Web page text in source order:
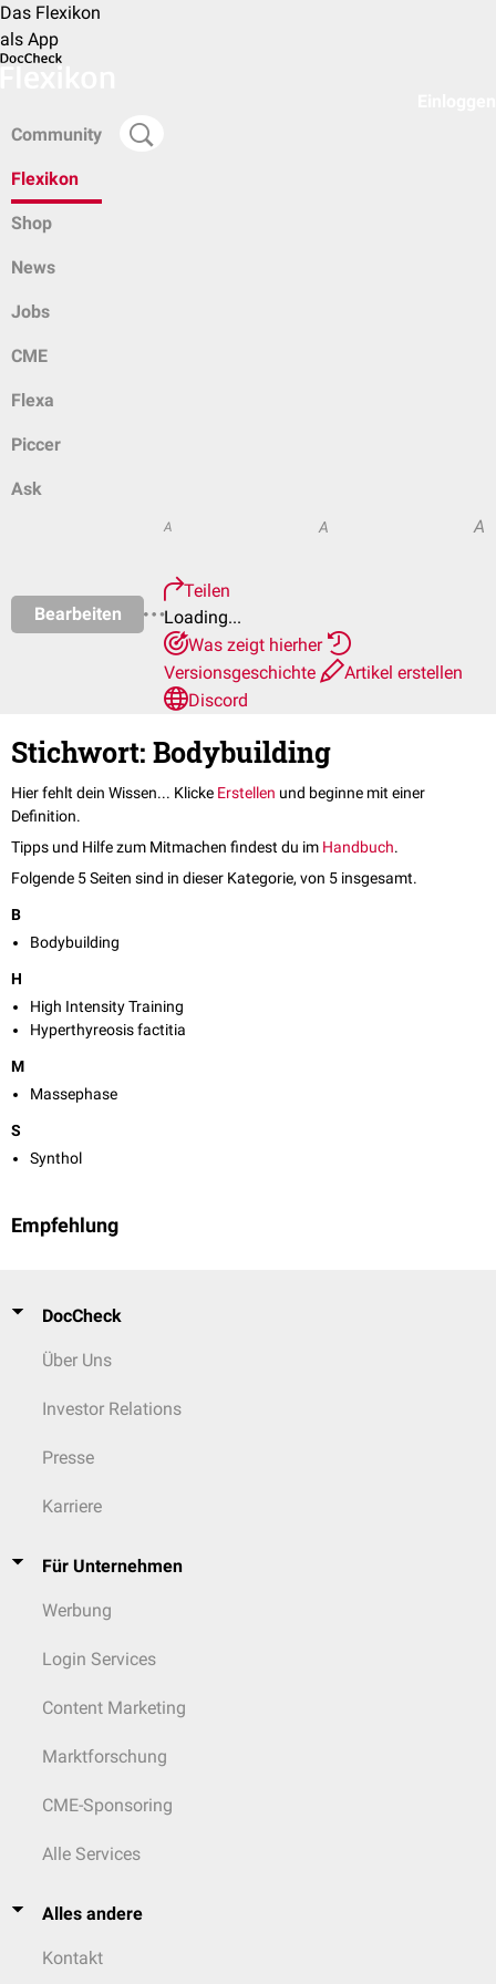
Das Flexikon
als App
Community
Flexikon
Shop
News
Jobs
CME
Flexa
Piccer
Ask
Bearbeiten
A A A
Teilen
Loading...
Was zeigt hierher
Versionsgeschichte
Artikel erstellen
Discord
Stichwort: Bodybuilding
Hier fehlt dein Wissen... Klicke Erstellen und beginne mit einer
Definition.
Tipps und Hilfe zum Mitmachen findest du im Handbuch.
Folgende 5 Seiten sind in dieser Kategorie, von 5 insgesamt.
B
Bodybuilding
H
High Intensity Training
Hyperthyreosis factitia
M
Massephase
S
Synthol
Empfehlung
DocCheck
Über Uns
Investor Relations
Presse
Karriere
Für Unternehmen
Werbung
Login Services
Content Marketing
Marktforschung
CME-Sponsoring
Alle Services
Alles andere
Kontakt